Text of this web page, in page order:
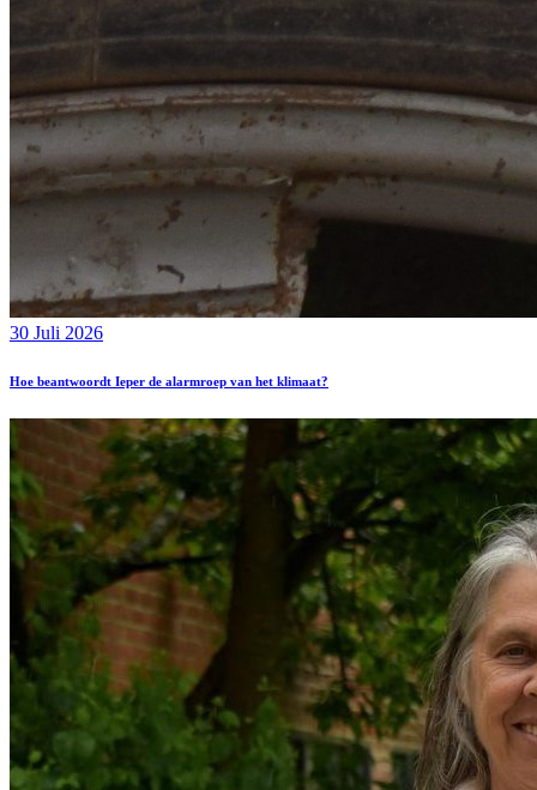
30 Juli 2026
Hoe beantwoordt Ieper de alarmroep van het klimaat?